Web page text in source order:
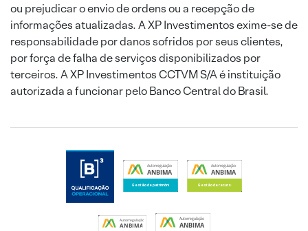
ou prejudicar o envio de ordens ou a recepção de
informações atualizadas. A XP Investimentos exime-se de
responsabilidade por danos sofridos por seus clientes,
por força de falha de serviços disponibilizados por
terceiros. A XP Investimentos CCTVM S/A é instituição
autorizada a funcionar pelo Banco Central do Brasil.